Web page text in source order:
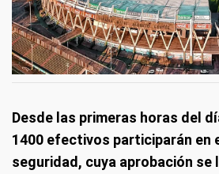
Desde las primeras horas del
1400 efectivos participarán en
seguridad, cuya aprobación se